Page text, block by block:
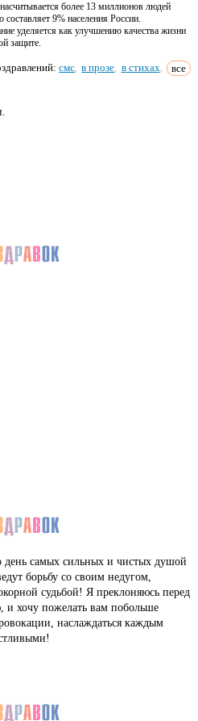
более 13 миллионов людей
9% населения России.
уделяется как улучшению качества жизни
защите.
смс, в прозе, в стихах, все
самых сильных и чистых душой
борьбу со своим недугом,
судьбой! Я преклоняюсь перед
и хочу пожелать вам побольше
наслаждаться каждым